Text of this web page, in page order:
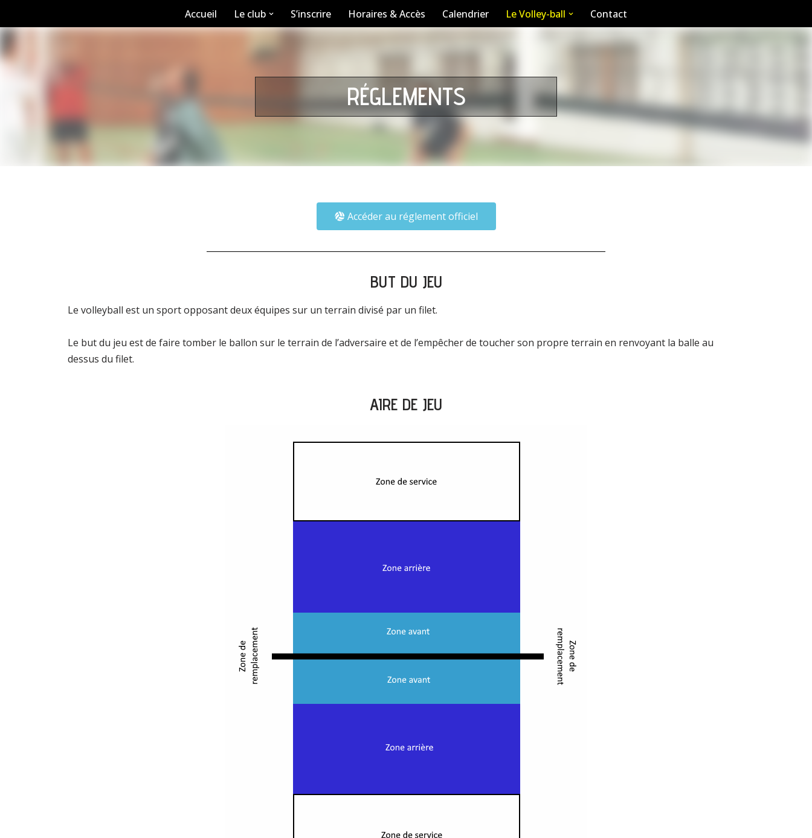
Aller
au
contenu
Accueil Le club S’inscrire Horaires & Accès Calendrier Le Volley-ball Contact
RÉGLEMENTS
Accéder au réglement officiel
BUT DU JEU
Le volleyball est un sport opposant deux équipes sur un terrain divisé par un filet.
Le but du jeu est de faire tomber le ballon sur le terrain de l’adversaire et de l’empêcher de toucher son propre terrain en renvoyant la balle au
dessus du filet.
AIRE DE JEU